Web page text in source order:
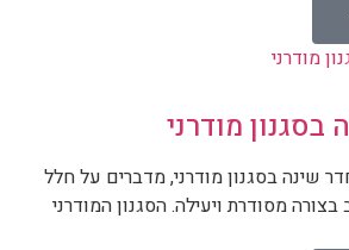
בסגנון מודרני
שינה בסגנון מודרני, מדברים על חלל
בצורה מסודרת ויעילה. הסגנון המודרני